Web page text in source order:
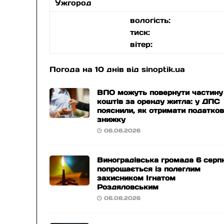
Ужгород
вологість:
тиск:
вітер:
Погода на 10 днів відsinoptik.ua
ВПО можуть повернути частину
коштів за оренду житла: у ДПС
пояснили, як отримати
знижку
06.08.2026
Виноградівська громада 6
попрощається із полеглим
захисником Ігнатом
Роздяловським
06.08.2026